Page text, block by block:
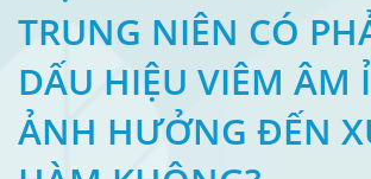
TRUNG NIÊN CÓ
DẤU HIỆU VIÊM ÂM
ẢNH HƯỞNG ĐẾN